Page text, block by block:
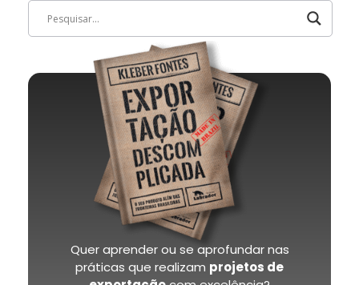
Quer aprender ou se aprofundar nas
práticas que realizam projetos de